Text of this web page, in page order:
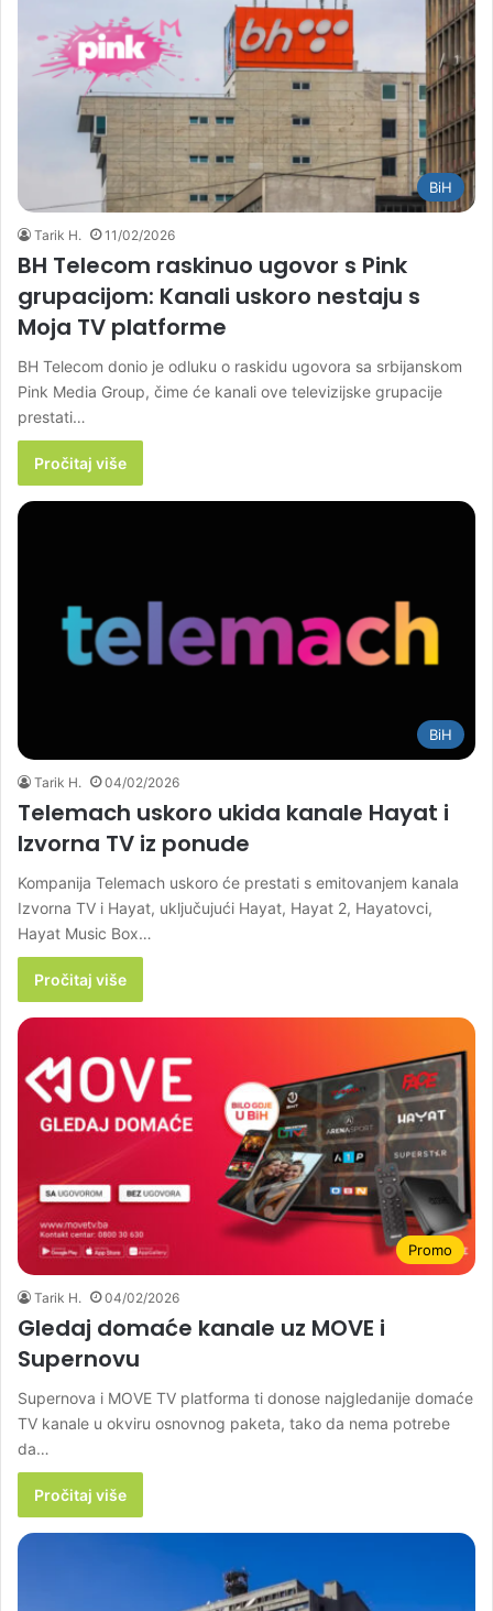
BiH
Tarik H. 11/02/2026
BH Telecom raskinuo ugovor s Pink
grupacijom: Kanali uskoro nestaju s
Moja TV platforme
BH Telecom donio je odluku o raskidu ugovora sa srbijanskom
Pink Media Group, čime će kanali ove televizijske grupacije
prestati…
Pročitaj više
BiH
Tarik H. 04/02/2026
Telemach uskoro ukida kanale Hayat i
Izvorna TV iz ponude
Kompanija Telemach uskoro će prestati s emitovanjem kanala
Izvorna TV i Hayat, uključujući Hayat, Hayat 2, Hayatovci,
Hayat Music Box…
Pročitaj više
Promo
Tarik H. 04/02/2026
Gledaj domaće kanale uz MOVE i
Supernovu
Supernova i MOVE TV platforma ti donose najgledanije domaće
TV kanale u okviru osnovnog paketa, tako da nema potrebe
da…
Pročitaj više